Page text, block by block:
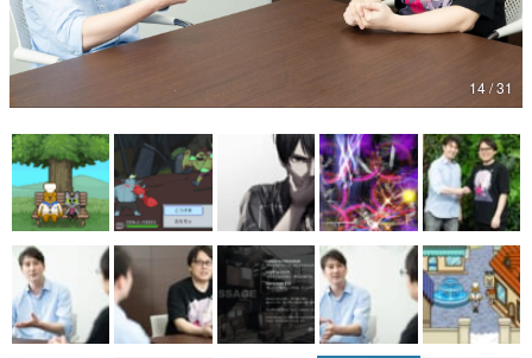
特集記事
アプリレビュー
その他
電ファミニコゲーマーとは？
運営：株式会社マレ
14 / 31